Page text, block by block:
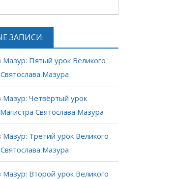
ЗАПИСИ:
Мазур: Пятый урок Великого
Мазура
Мазур: Четвёртый урок
Святослава Мазура
Мазур: Третий урок Великого
Мазура
Мазур: Второй урок Великого